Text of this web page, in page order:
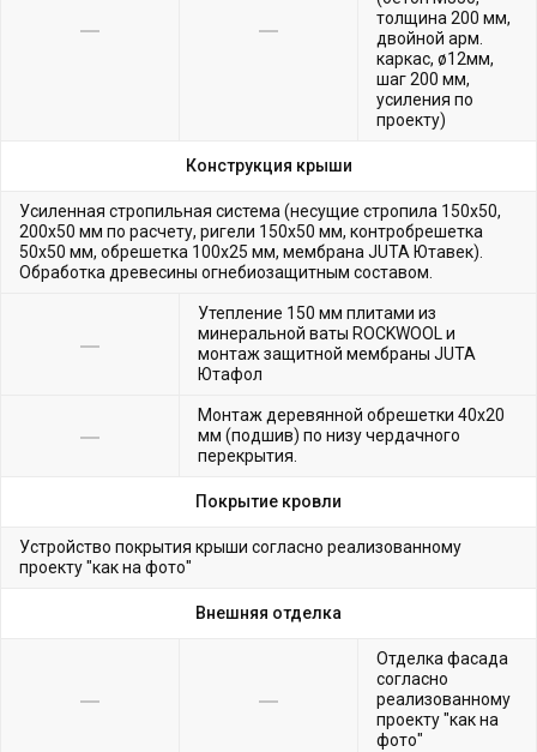
толщина 200 мм,
двойной арм.
каркас, ø12мм,
шаг 200 мм,
усиления по
проекту)
Конструкция крыши
Усиленная стропильная система (несущие стропила 150х50,
200х50 мм по расчету, ригели 150х50 мм, контробрешетка
50х50 мм, обрешетка 100х25 мм, мембрана JUTA Ютавек).
Обработка древесины огнебиозащитным составом.
Утепление 150 мм плитами из
минеральной ваты ROCKWOOL и
монтаж защитной мембраны JUTA
Ютафол
Монтаж деревянной обрешетки 40х20
мм (подшив) по низу чердачного
перекрытия.
Покрытие кровли
Устройство покрытия крыши согласно реализованному
проекту "как на фото"
Внешняя отделка
Отделка фасада
согласно
реализованному
проекту "как на
фото"